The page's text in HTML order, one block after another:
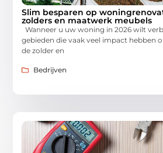
Slim besparen op
zolders en maatwerk meubels
Wanneer u uw woning in 2026 wilt
gebieden die vaak veel impact hebben
de zolder en
Bedrijven